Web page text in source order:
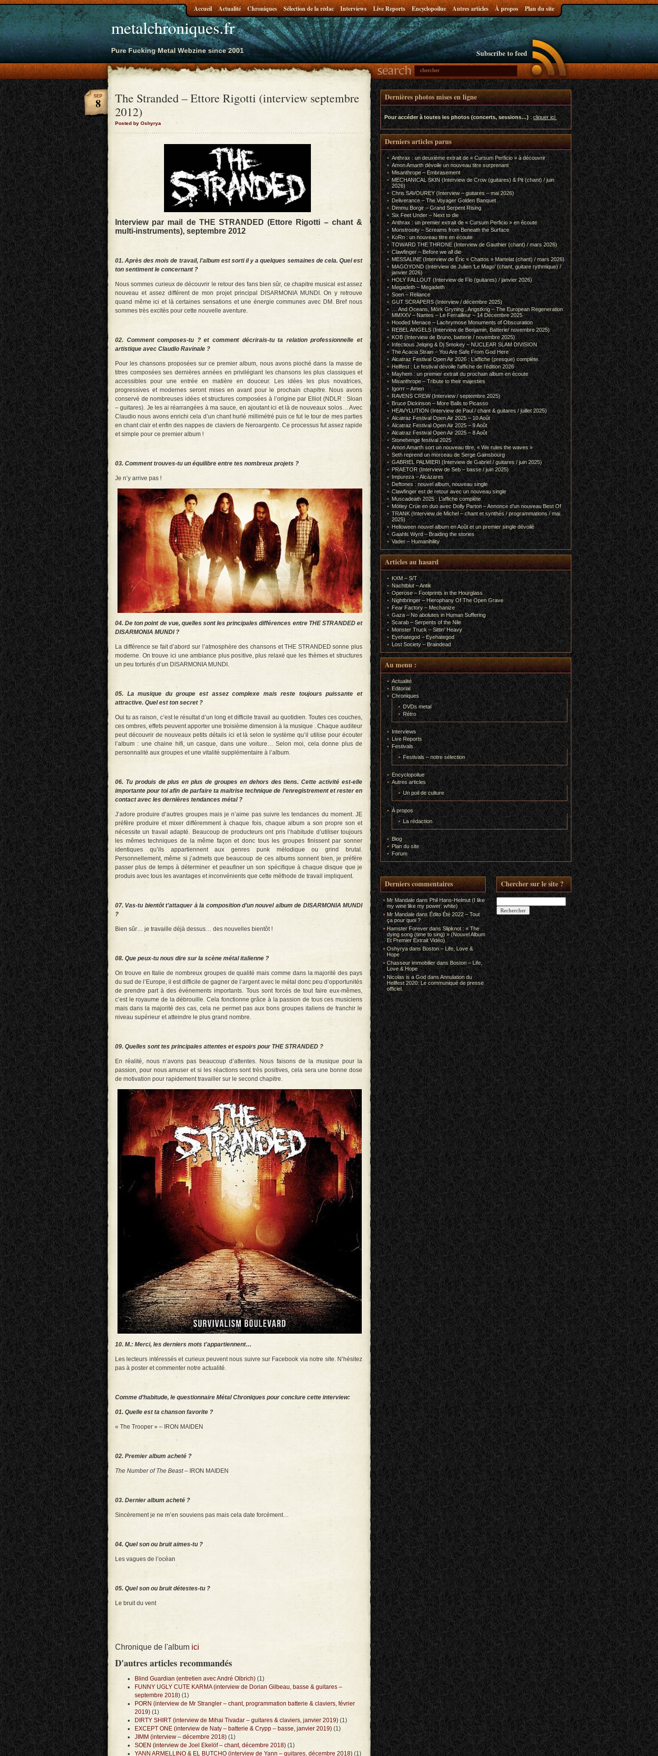
metalchroniques.fr
Pure Fucking Metal Webzine since 2001
Accueil Actualité Chroniques Sélection de la rédac Interviews Live Reports Encyclopoilue Autres articles À propos Plan du site
Subscribe to feed
The Stranded – Ettore Rigotti (interview septembre
2012)
Posted by Oshyrya
SEP
8
Interview par mail de THE STRANDED (Ettore Rigotti – chant &
multi-instruments), septembre 2012
01. Après des mois de travail, l'album est sorti il y a quelques semaines de cela. Quel est
ton sentiment le concernant ?
Nous sommes curieux de découvrir le retour des fans bien sûr, ce chapitre musical est assez
nouveau et assez différent de mon projet principal DISARMONIA MUNDI. On y retrouve
quand même ici et là certaines sensations et une énergie communes avec DM. Bref nous
sommes très excités pour cette nouvelle aventure.
02. Comment composes-tu ? et comment décrirais-tu ta relation professionnelle et
artistique avec Claudio Ravinale ?
Pour les chansons proposées sur ce premier album, nous avons pioché dans la masse de
titres composées ses dernières années en privilégiant les chansons les plus classiques et
accessibles pour une entrée en matière en douceur. Les idées les plus novatrices,
progressives et modernes seront mises en avant pour le prochain chapitre. Nous avons
conservé de nombreuses idées et structures composées à l’origine par Elliot (NDLR : Sloan
– guitares). Je les ai réarrangées à ma sauce, en ajoutant ici et là de nouveaux solos… Avec
Claudio nous avons enrichi cela d’un chant hurlé millimétré puis ce fut le tour de mes parties
en chant clair et enfin des nappes de claviers de Neroargento. Ce processus fut assez rapide
et simple pour ce premier album !
03. Comment trouves-tu un équilibre entre tes nombreux projets ?
Je n’y arrive pas !
04. De ton point de vue, quelles sont les principales différences entre THE STRANDED et
DISARMONIA MUNDI ?
La différence se fait d’abord sur l’atmosphère des chansons et THE STRANDED sonne plus
moderne. On trouve ici une ambiance plus positive, plus relaxé que les thèmes et structures
un peu torturés d’un DISARMONIA MUNDI.
05. La musique du groupe est assez complexe mais reste toujours puissante et
attractive. Quel est ton secret ?
Oui tu as raison, c’est le résultat d’un long et difficile travail au quotidien. Toutes ces couches,
ces ombres, effets peuvent apporter une troisième dimension à la musique . Chaque auditeur
peut découvrir de nouveaux petits détails ici et là selon le système qu’il utilise pour écouter
l’album : une chaine hifi, un casque, dans une voiture… Selon moi, cela donne plus de
personnalité aux groupes et une vitalité supplémentaire à l’album.
06. Tu produis de plus en plus de groupes en dehors des tiens. Cette activité est-elle
importante pour toi afin de parfaire ta maitrise technique de l’enregistrement et rester en
contact avec les dernières tendances métal ?
J’adore produire d’autres groupes mais je n’aime pas suivre les tendances du moment. JE
préfère produire et mixer différemment à chaque fois, chaque album a son propre son et
nécessite un travail adapté. Beaucoup de producteurs ont pris l’habitude d’utiliser toujours
les mêmes techniques de la même façon et donc tous les groupes finissent par sonner
identiques qu’ils appartiennent aux genres punk mélodique ou grind brutal.
Personnellement, même si j’admets que beaucoup de ces albums sonnent bien, je préfère
passer plus de temps à déterminer et peaufiner un son spécifique à chaque disque que je
produis avec tous les avantages et inconvénients que cette méthode de travail impliquent.
07. Vas-tu bientôt t’attaquer à la composition d’un nouvel album de DISARMONIA MUNDI
?
Bien sûr… je travaille déjà dessus… des nouvelles bientôt !
08. Que peux-tu nous dire sur la scène métal italienne ?
On trouve en Italie de nombreux groupes de qualité mais comme dans la majorité des pays
du sud de l’Europe, il est difficile de gagner de l’argent avec le métal donc peu d’opportunités
de prendre part à des événements importants. Tous sont forcés de tout faire eux-mêmes,
c’est le royaume de la débrouille. Cela fonctionne grâce à la passion de tous ces musiciens
mais dans la majorité des cas, cela ne permet pas aux bons groupes italiens de franchir le
niveau supérieur et atteindre le plus grand nombre.
09. Quelles sont tes principales attentes et espoirs pour THE STRANDED ?
En réalité, nous n’avons pas beaucoup d’attentes. Nous faisons de la musique pour la
passion, pour nous amuser et si les réactions sont très positives, cela sera une bonne dose
de motivation pour rapidement travailler sur le second chapitre.
10. M.: Merci, les derniers mots t'appartiennent…
Les lecteurs intéressés et curieux peuvent nous suivre sur Facebook via notre site. N’hésitez
pas à poster et commenter notre actualité.
Comme d’habitude, le questionnaire Métal Chroniques pour conclure cette interview:
01. Quelle est ta chanson favorite ?
« The Trooper » – IRON MAIDEN
02. Premier album acheté ?
The Number of The Beast– IRON MAIDEN
03. Dernier album acheté ?
Sincèrement je ne m’en souviens pas mais cela date forcément…
04. Quel son ou bruit aimes-tu ?
Les vagues de l’océan
05. Quel son ou bruit détestes-tu ?
Le bruit du vent
Chronique de l'album ici
D'autres articles recommandés
Blind Guardian (entretien avec André Olbrich) (1)
FUNNY UGLY CUTE KARMA (interview de Dorian Gilbeau, basse & guitares –
septembre 2018) (1)
PORN (interview de Mr Strangler – chant, programmation batterie & claviers, février
2019) (1)
DIRTY SHIRT (interview de Mihai Tivadar – guitares & claviers, janvier 2019) (1)
EXCEPT ONE (interview de Naty – batterie & Crypp – basse, janvier 2019) (1)
JIMM (interview – décembre 2018) (1)
SOEN (interview de Joel Ekelöf – chant, décembre 2018) (1)
YANN ARMELLINO & EL BUTCHO (interview de Yann – guitares, décembre 2018) (1)
Dernières photos mises en ligne
Pour accéder à toutes les photos (concerts, sessions…):cliquer ici
Derniers articles parus
Anthrax : un deuxième extrait de « Cursum Perficio » à découvrir
Amon Amarth dévoile un nouveau titre surprenant
Misanthrope – Embrasement
MECHANICAL SKIN (Interview de Crow (guitares) & Pit (chant) / juin
2026)
Chris SAVOUREY (Interview – guitares – mai 2026)
Deliverance – The Voyager Golden Banquet
Dimmu Borgir – Grand Serpent Rising
Six Feet Under – Next to die
Anthrax : un premier extrait de « Cursum Perficio » en écoute
Monstrosity – Screams from Beneath the Surface
KoRn : un nouveau titre en écoute
TOWARD THE THRONE (Interview de Gauthier (chant) / mars 2026)
Clawfinger – Before we all die
MESSALINE (Interview de Éric « Chattos » Martelat (chant) / mars 2026)
MAGOYOND (Interview de Julien ‘Le Mago’ (chant, guitare rythmique) /
janvier 2026)
HOLY FALLOUT (Interview de Flo (guitares) / janvier 2026)
Megadeth – Megadeth
Soen – Reliance
GUT SCRAPERS (Interview / décembre 2025)
… And Oceans, Mörk Gryning , Angstkrig – The European Regeneration
MMXXV – Nantes – Le Ferrailleur – 14 Décembre 2025
Hooded Menace – Lachrymose Monuments of Obscuration
REBEL ANGELS (Interview de Benjamin, Batterie/ novembre 2025)
KOB (Interview de Bruno, batterie / novembre 2025)
Infectious Jelqing & Dj Smokey – NUCLEAR SLAM DIVISION
The Acacia Strain – You Are Safe From God Here
Alcatraz Festival Open Air 2026 : L’affiche (presque) complète.
Hellfest : Le festival dévoile l’affiche de l’édition 2026
Mayhem : un premier extrait du prochain album en écoute
Misanthrope – Tribute to their majesties
Igorrr – Amen
RAVENS CREW (Interview / septembre 2025)
Bruce Dickinson – More Balls to Picasso
HEAVYLUTION (Interview de Paul / chant & guitares / juillet 2025)
Alcatraz Festival Open Air 2025 – 10 Août
Alcatraz Festival Open Air 2025 – 9 Août
Alcatraz Festival Open Air 2025 – 8 Août
Stonehenge festival 2025
Amon Amarth sort un nouveau titre, « We rules the waves »
Seth reprend un morceau de Serge Gainsbourg
GABRIEL PALMIERI (Interview de Gabriel / guitares / juin 2025)
PRAETOR (Interview de Seb – basse / juin 2025)
Impureza – Alcázares
Deftones : nouvel album, nouveau single
Clawfinger est de retour avec un nouveau single
Muscadeath 2025 : L’affiche complète
Mötley Crüe en duo avec Dolly Parton – Annonce d’un nouveau Best Of
TRANK (Interview de Michel – chant et synthés / programmations / mai
2025)
Helloween nouvel album en Août et un premier single dévoilé
Gaahls Wyrd – Braiding the stories
Vader – Humanihility
Articles au hasard
KXM – S/T
Nachtblut – Antik
Operose – Footprints in the Hourglass
Nightbringer – Hierophany Of The Open Grave
Fear Factory – Mechanize
Gaza – No abolutes in Human Suffering
Scarab – Serpents of the Nile
Monster Truck – Sittin’ Heavy
Eyehategod – Eyehategod
Lost Society – Braindead
Au menu :
Actualité
Editorial
Chroniques
DVDs metal
Rétro
Interviews
Live Reports
Festivals
Festivals – notre sélection
Encyclopoilue
Autres articles
Un poil de culture
À propos
La rédaction
Blog
Plan du site
Forum
Derniers commentaires
Mr Mandaledans Phil Hans-Helmut (I like
my wine like my power: white)
Mr MandaledansÉdito Été 2022 – Tout
ça pour quoi ?
Hamster Forever dans Slipknot : « The
dying song (time to sing) » (Nouvel Album
Et Premier Extrait Vidéo)
Oshyrya dans Boston – Life, Love &
Hope
Chasseur immobilier dans Boston – Life,
Love & Hope
Nicolas is a GoddansAnnulation du
Hellfest 2020: Le communiqué de presse
officiel.
Chercher sur le site ?
Rechercher :